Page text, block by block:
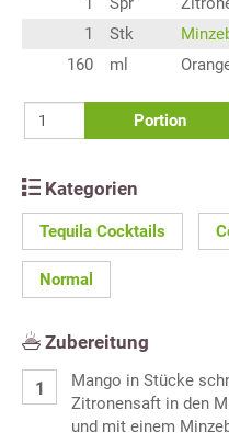
1
Stk
160
ml
Portion
Kategorien
Tequila Cocktails
Normal
Zubereitung
Mango in Stücke
Zitronensaft in den
und mit einem